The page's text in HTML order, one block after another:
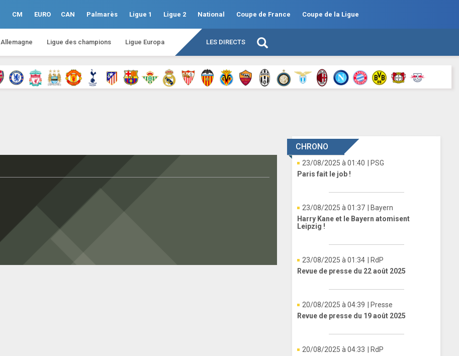
CM EURO CAN Palmarès Ligue 1 Ligue 2 National Coupe de France Coupe de la Ligue
Allemagne Ligue des champions Ligue Europa LES DIRECTS
CHRONO
23/08/2025 à 01:40
| PSG
Paris fait le job !
23/08/2025 à 01:37
| Bayern
Harry Kane et le Bayern atomisent
Leipzig !
23/08/2025 à 01:34
| RdP
Revue de presse du 22 août 2025
20/08/2025 à 04:39
| Presse
Revue de presse du 19 août 2025
20/08/2025 à 04:33
| RdP